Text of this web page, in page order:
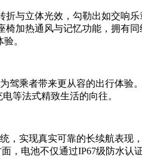
与立体光效，勾勒出如交响
加热通风与记忆功能，拥有
。
驾乘者带来更从容的出行体验
等法式精致生活的向往。
，实现真实可靠的长续航表现
，电池不仅通过IP67级防水认